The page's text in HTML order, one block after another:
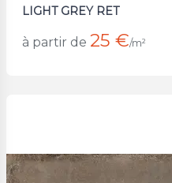
LIGHT GREY RET
à partir de 25 €/m²